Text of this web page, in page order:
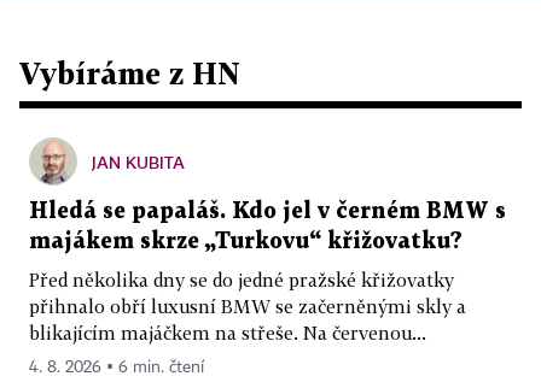
Vybíráme z HN
JAN KUBITA
Hledá se papaláš. Kdo jel v černém BMW s
majákem skrze „Turkovu“ křižovatku?
Před několika dny se do jedné pražské křižovatky
přihnalo obří luxusní BMW se začerněnými skly a
blikajícím majáčkem na střeše. Na červenou...
4. 8. 2026 ▪ 6 min. čtení